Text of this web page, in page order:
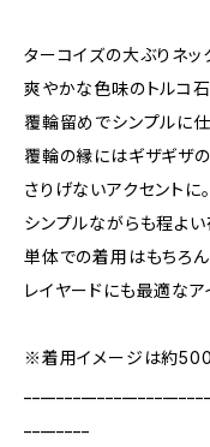
ターコイズの大ぶりネッ
爽やかな色味のトルコ
覆輪留めでシンプルに仕
覆輪の縁にはギザギザの
さりげないアクセントに。
シンプルながらも程よ
単体での着用はもちろ
レイヤードにも最適なア
※着用イメージは約